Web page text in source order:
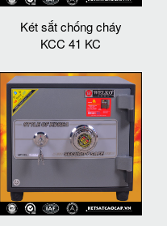
Két sắt chống cháy
KCC 41 KC